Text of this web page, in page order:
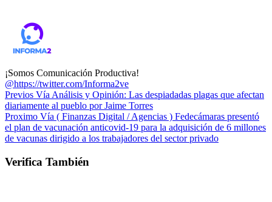
¡Somos Comunicación Productiva!
@https://twitter.com/Informa2ve
Previos Vía Análisis y Opinión: Las despiadadas plagas que afectan
diariamente al pueblo por Jaime Torres
Proximo Vía ( Finanzas Digital / Agencias ) Fedecámaras presentó
el plan de vacunación anticovid-19 para la adquisición de 6 millones
de vacunas dirigido a los trabajadores del sector privado
Verifica También